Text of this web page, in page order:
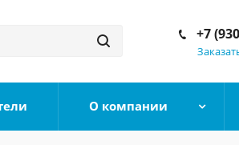
+7
О компании